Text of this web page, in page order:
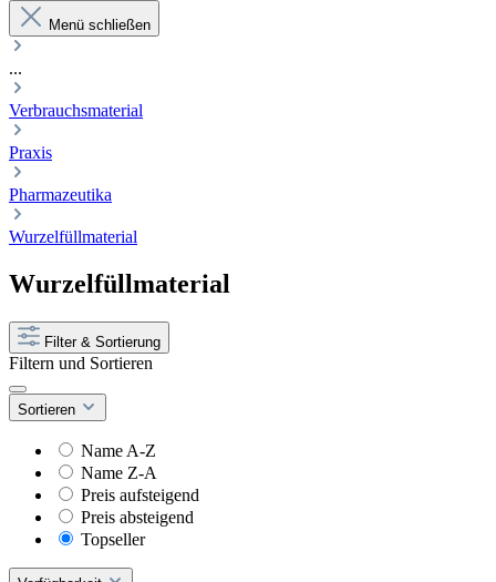
Menü schließen
...
Verbrauchsmaterial
Praxis
Pharmazeutika
Wurzelfüllmaterial
Wurzelfüllmaterial
Filter & Sortierung
Filtern und Sortieren
Sortieren
Name A-Z
Name Z-A
Preis aufsteigend
Preis absteigend
Topseller